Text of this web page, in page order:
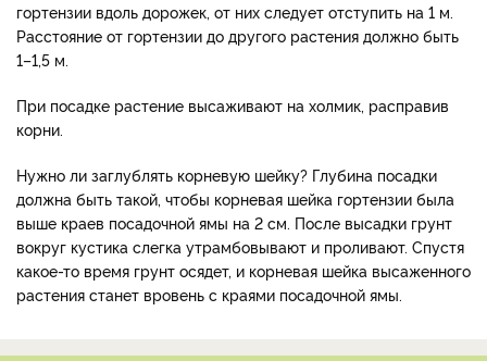
гортензии вдоль дорожек, от них следует отступить на 1 м.
Расстояние от гортензии до другого растения должно быть
1–1,5 м.
При посадке растение высаживают на холмик, расправив
корни.
Нужно ли заглублять корневую шейку? Глубина посадки
должна быть такой, чтобы корневая шейка гортензии была
выше краев посадочной ямы на 2 см. После высадки грунт
вокруг кустика слегка утрамбовывают и проливают. Спустя
какое-то время грунт осядет, и корневая шейка высаженного
растения станет вровень с краями посадочной ямы.